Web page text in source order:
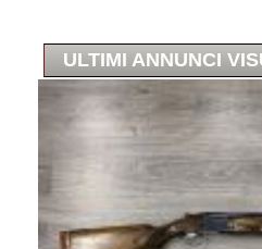
ULTIMI ANNUNCI